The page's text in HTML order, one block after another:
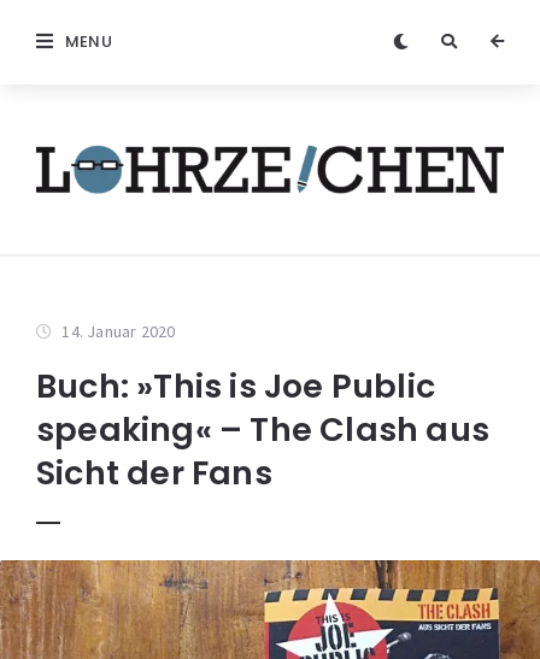
MENU
14. Januar 2020
Buch: »This is Joe Public
speaking« – The Clash aus
Sicht der Fans